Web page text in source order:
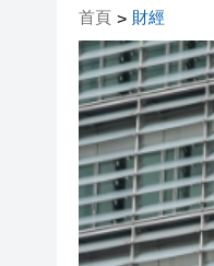
首頁 > 財經